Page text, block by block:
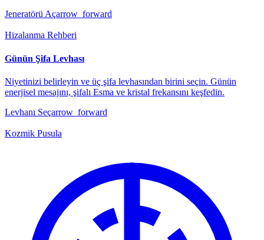
Jeneratörü Açarrow_forward
Hizalanma Rehberi
Günün Şifa Levhası
Niyetinizi belirleyin ve üç şifa levhasından birini seçin. Günün
enerjisel mesajını, şifalı Esma ve kristal frekansını keşfedin.
Levhanı Seçarrow_forward
Kozmik Pusula